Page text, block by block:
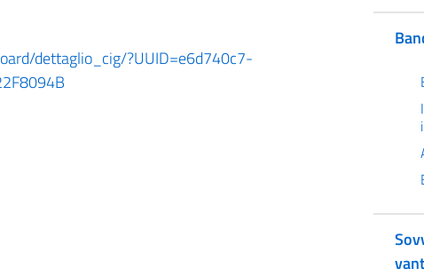
dettaglio_cig/?UUID=e6d740c7-